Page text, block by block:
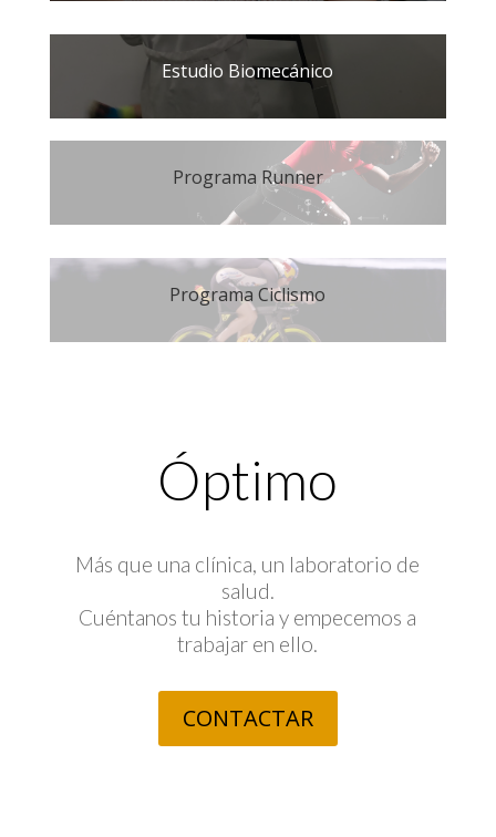
Estudio Biomecánico
Programa Runner
Programa Ciclismo
Óptimo
Más que una clínica, un laboratorio de
salud.
Cuéntanos tu historia y empecemos a
trabajar en ello.
CONTACTAR